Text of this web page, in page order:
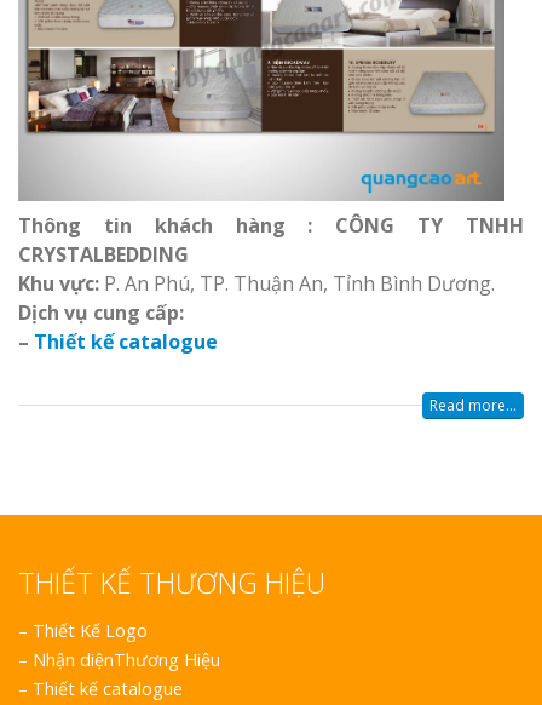
Thông tin khách hàng : CÔNG TY TNHH
CRYSTALBEDDING
Khu vực: P. An Phú, TP. Thuận An, Tỉnh Bình Dương.
Dịch vụ cung cấp:
– Thiết kế catalogue
Read more...
THIẾT KẾ THƯƠNG HIỆU
– Thiết Kế Logo
– Nhận diệnThương Hiệu
– Thiết kế catalogue